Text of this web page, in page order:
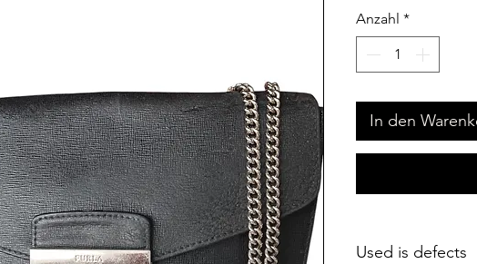
Anzahl *
In den
Used is defects